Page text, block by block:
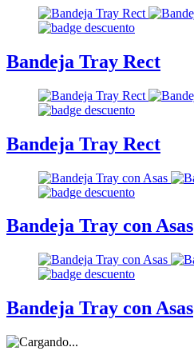
Bandeja Tray Rect
Bandeja Tray Rect
Bandeja Tray con Asas
Bandeja Tray con Asas